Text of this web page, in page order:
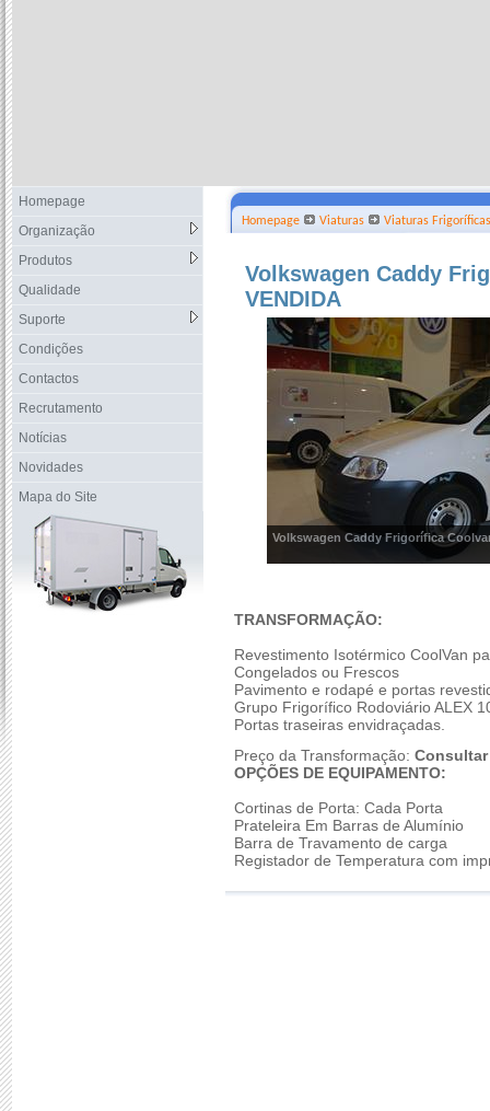
Homepage
Organização
Produtos
Qualidade
Suporte
Condições
Contactos
Recrutamento
Notícias
Novidades
Mapa do Site
Homepage Viaturas Viaturas Frigoríficas
Volkswagen Caddy
VENDIDA
Volkswagen Caddy Frigorífica
TRANSFORMAÇÃO:
Revestimento Isotérmico CoolVan
Congelados ou Frescos
Pavimento e rodapé e portas
Grupo Frigorífico Rodoviário ALEX
Portas traseiras envidraçadas.
Preço da Transformação: Consultar
OPÇÕES DE EQUIPAMENTO:
Cortinas de Porta: Cada Porta
Prateleira Em Barras de Alumínio
Barra de Travamento de carga
Registador de Temperatura com